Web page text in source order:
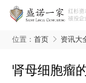
位置： 首页 资讯大
肾母细胞瘤